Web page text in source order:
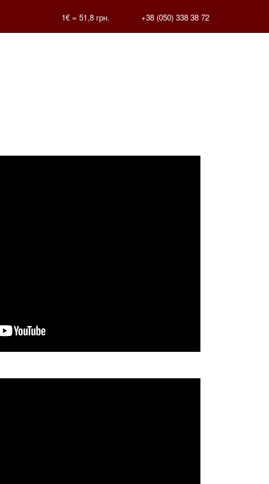
1€ = 51,8 грн. +38 (050) 338 38 72